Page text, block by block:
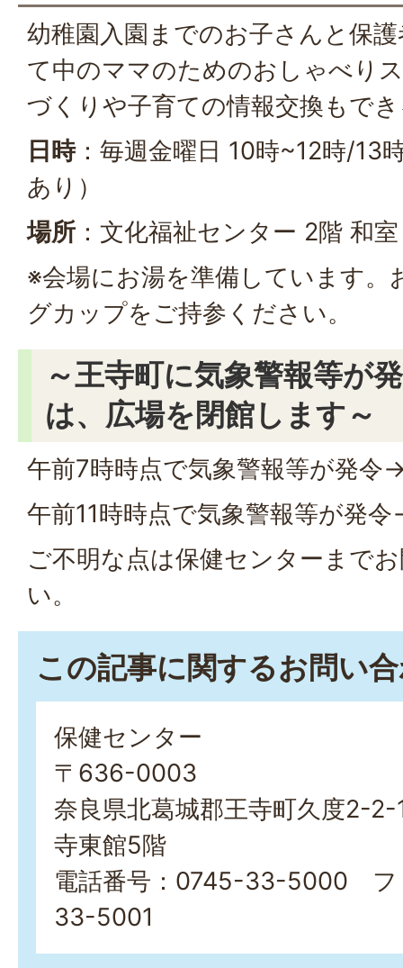
幼稚園入園までのお子さんと保
て中のママのためのおしゃべり
づくりや子育ての情報交換もで
日時：毎週金曜日 10時~12時/13
あり）
場所 ：文化福祉センター 2階 和
※会場にお湯を準備しています。
グカップをご持参ください。
～王寺町に気象警報等が
は、広場を閉館します～
午前7時時点で気象警報等が発令
午前11時時点で気象警報等が発
ご不明な点は保健センターまで
い。
この記事に関するお問い
保健センター
〒636-0003
奈良県北葛城郡王寺町久度2-
寺東館5階
電話番号：0745-33-5000 フ
33-5001